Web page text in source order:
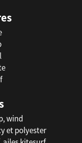
wind
et polyester